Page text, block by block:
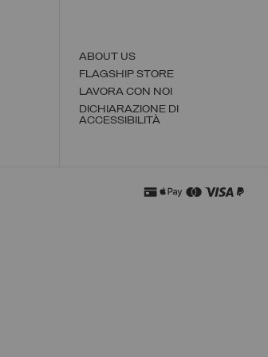
ABOUT US
FLAGSHIP STORE
LAVORA CON NOI
DICHIARAZIONE DI
ACCESSIBILITÀ